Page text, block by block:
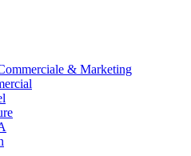
& Marketing